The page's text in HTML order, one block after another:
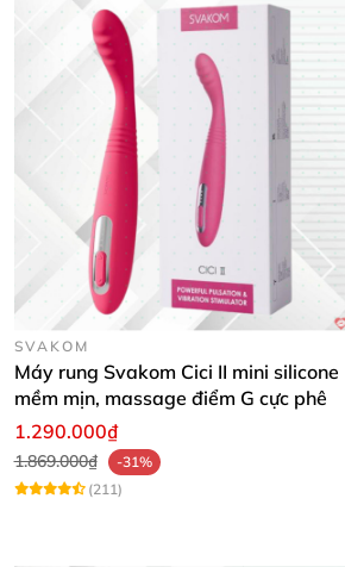
SVAKOM
Máy rung Svakom Cici II mini silicone
mềm mịn, massage điểm G cực phê
1.290.000₫
1.869.000₫
-31%
(211)